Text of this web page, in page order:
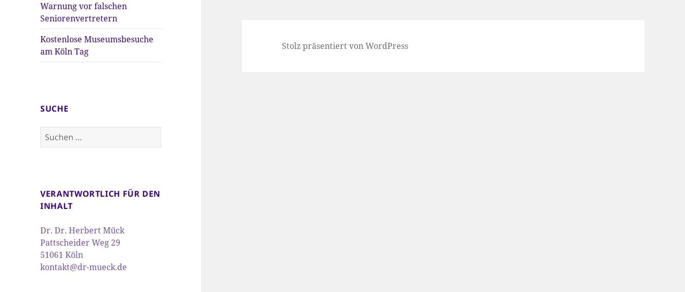
Warnung vor falschen
Seniorenvertretern
Kostenlose Museumsbesuche
am Köln Tag
SUCHE
Suchen
nach:
VERANTWORTLICH FÜR DEN
INHALT
Dr. Dr. Herbert Mück
Pattscheider Weg 29
51061 Köln
kontakt@dr-mueck.de
Stolz präsentiert von WordPress